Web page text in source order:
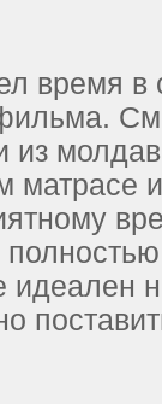
время в
из
матрасе